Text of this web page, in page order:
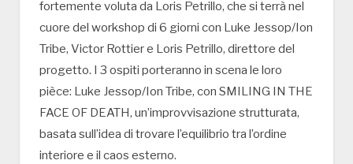
fortemente voluta da Loris Petrillo, che si terrà nel
cuore del workshop di 6 giorni con Luke Jessop/Ion
Tribe, Victor Rottier e Loris Petrillo, direttore del
progetto. I 3 ospiti porteranno in scena le loro
pièce: Luke Jessop/Ion Tribe, con SMILING IN THE
FACE OF DEATH, un’improvvisazione strutturata,
basata sull’idea di trovare l’equilibrio tra l’ordine
interiore e il caos esterno.